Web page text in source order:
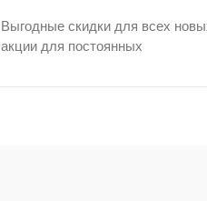
Выгодные скидки для всех
акции для постоянных